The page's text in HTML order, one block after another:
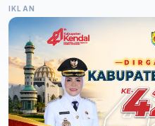
IKLAN